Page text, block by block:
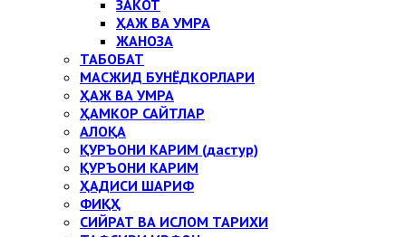
ЗАКОТ
ҲАЖ ВА УМРА
ЖАНОЗА
ТАБОБАТ
МАСЖИД БУНЁДКОРЛАРИ
ҲАЖ ВА УМРА
ҲАМКОР САЙТЛАР
АЛОҚА
ҚУРЪОНИ КАРИМ (дастур)
ҚУРЪОНИ КАРИМ
ҲАДИСИ ШАРИФ
ФИҚҲ
СИЙРАТ ВА ИСЛОМ ТАРИХИ